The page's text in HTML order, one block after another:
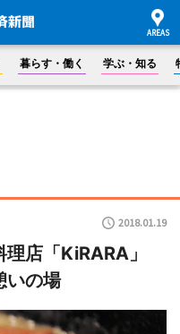
暮らす・働く 学ぶ・知る
2018.01.19
理店「KiRARA」
いの場